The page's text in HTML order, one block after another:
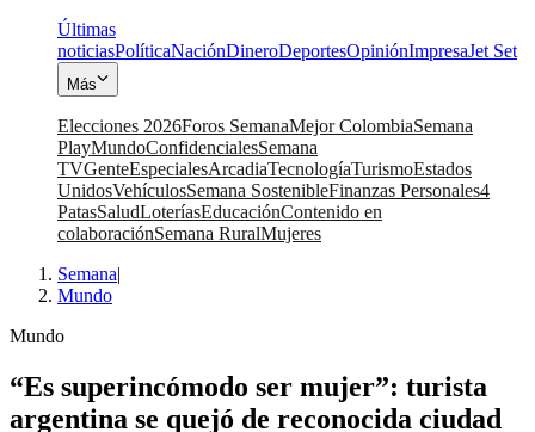
Últimas
noticiasPolíticaNaciónDineroDeportesOpiniónImpresaJet Set
Más
Elecciones 2026Foros SemanaMejor ColombiaSemana
PlayMundoConfidencialesSemana
TVGenteEspecialesArcadiaTecnologíaTurismoEstados
UnidosVehículosSemana SostenibleFinanzas Personales4
PatasSaludLoteríasEducaciónContenido en
colaboraciónSemana RuralMujeres
Semana|
Mundo
Mundo
“Es superincómodo ser mujer”: turista
argentina se quejó de reconocida ciudad